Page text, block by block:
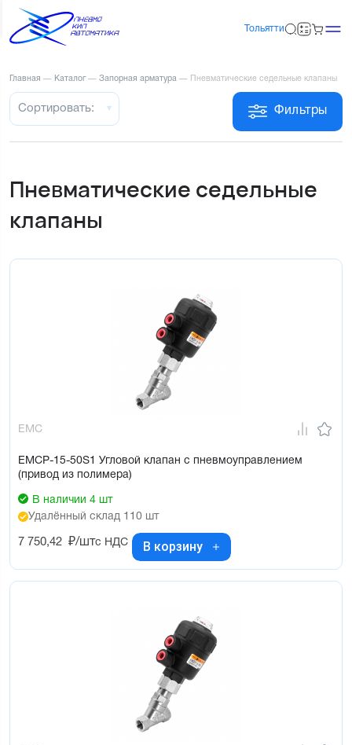
Тольятти
Главная — Каталог — Запорная арматура — Пневматические седельные клапаны
Фильтры
Сортировать:
Пневматические седельные
клапаны
EMC
EMCP-15-50S1 Угловой клапан с пневмоуправлением
(привод из полимера)
В наличии 4 шт
Удалённый склад 110 шт
7 750,42 ₽/штс НДС В корзину